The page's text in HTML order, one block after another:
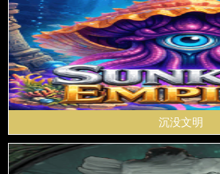
沉没文明